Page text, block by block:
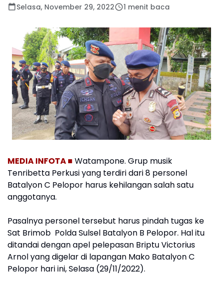
Selasa, November 29, 2022 1 menit baca
MEDIA INFOTA ■ Watampone. Grup musik
Tenribetta Perkusi yang terdiri dari 8 personel
Batalyon C Pelopor harus kehilangan salah satu
anggotanya.
Pasalnya personel tersebut harus pindah tugas ke
Sat Brimob Polda Sulsel Batalyon B Pelopor. Hal itu
ditandai dengan apel pelepasan Briptu Victorius
Arnol yang digelar di lapangan Mako Batalyon C
Pelopor hari ini, Selasa (29/11/2022).